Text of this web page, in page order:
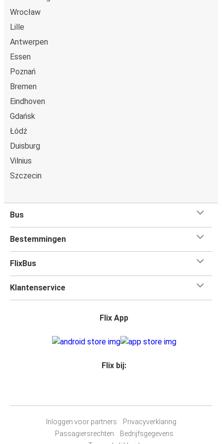
Wrocław
Lille
Antwerpen
Essen
Poznań
Bremen
Eindhoven
Gdańsk
Łódź
Duisburg
Vilnius
Szczecin
Bus
Bestemmingen
FlixBus
Klantenservice
Flix App
Flix bij:
Inloggen voor partners
Privacyverklaring
Passagiersrechten
Bedrijfsgegevens